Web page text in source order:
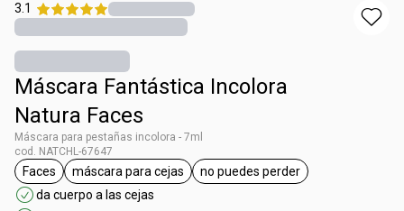
3.1
Máscara Fantástica Incolora
Natura Faces
Máscara para pestañas incolora - 7ml
cod. NATCHL-67647
general.tag Faces
Faces
general.tag máscara para cejas
máscara para cejas
general.tag no puedes
no puedes perder
da cuerpo a las cejas